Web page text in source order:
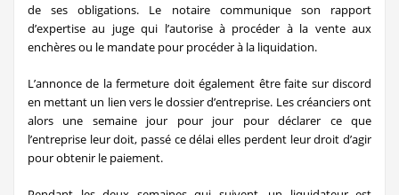
de ses obligations. Le notaire communique son rapport
d’expertise au juge qui l’autorise à procéder à la vente aux
enchères ou le mandate pour procéder à la liquidation.
L’annonce de la fermeture doit également être faite sur discord
en mettant un lien vers le dossier d’entreprise. Les créanciers ont
alors une semaine jour pour jour pour déclarer ce que
l’entreprise leur doit, passé ce délai elles perdent leur droit d’agir
pour obtenir le paiement.